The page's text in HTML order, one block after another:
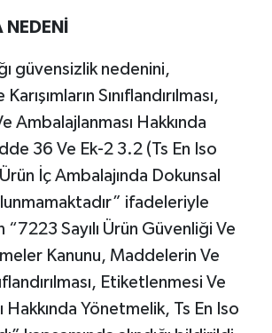
güvensizlik nedenini,
Sınıflandırılması,
Ambalajlanması Hakkında
36 Ve Ek-2 3.2 (Ts En Iso
İç Ambalajında Dokunsal
ifadeleriyle
“7223 Sayılı Ürün Güvenliği Ve
Kanunu, Maddelerin Ve
Etiketlenmesi Ve
Hakkında Yönetmelik, Ts En Iso